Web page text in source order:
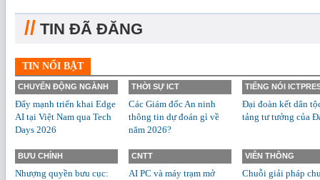
// TIN ĐÃ ĐĂNG
TIN NỔI BẬT
CHUYỂN ĐỘNG NGÀNH
Đẩy mạnh triển khai Edge
AI tại Việt Nam qua Tech
Days 2026
THỜI SỰ ICT
Các Giám đốc An ninh
thông tin dự đoán gì về
năm 2026?
TIẾNG NÓI
Đại đoàn kết dân
tảng tư tưởng của
BƯU CHÍNH
Nhượng quyền bưu cục:
CNTT
AI PC và máy trạm mở
VIỄN THÔNG
Chuỗi giải pháp